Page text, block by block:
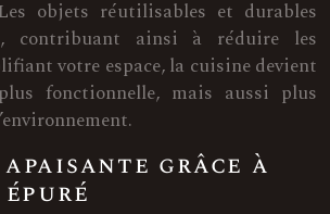
objets réutilisables et durables
contribuant ainsi à réduire les
votre espace, la cuisine devient
fonctionnelle, mais aussi plus
grâce à
épuré